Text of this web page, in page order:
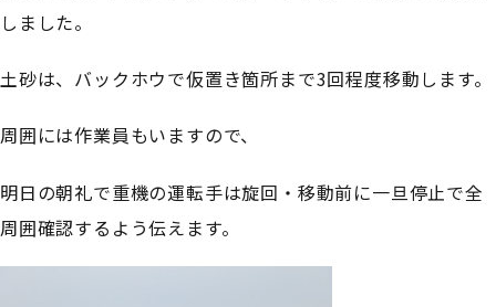
しました。
土砂は、バックホウで仮置き箇所まで3回程度移動します。
周囲には作業員もいますので、
明日の朝礼で重機の運転手は旋回・移動前に一旦停止で全
周囲確認するよう伝えます。